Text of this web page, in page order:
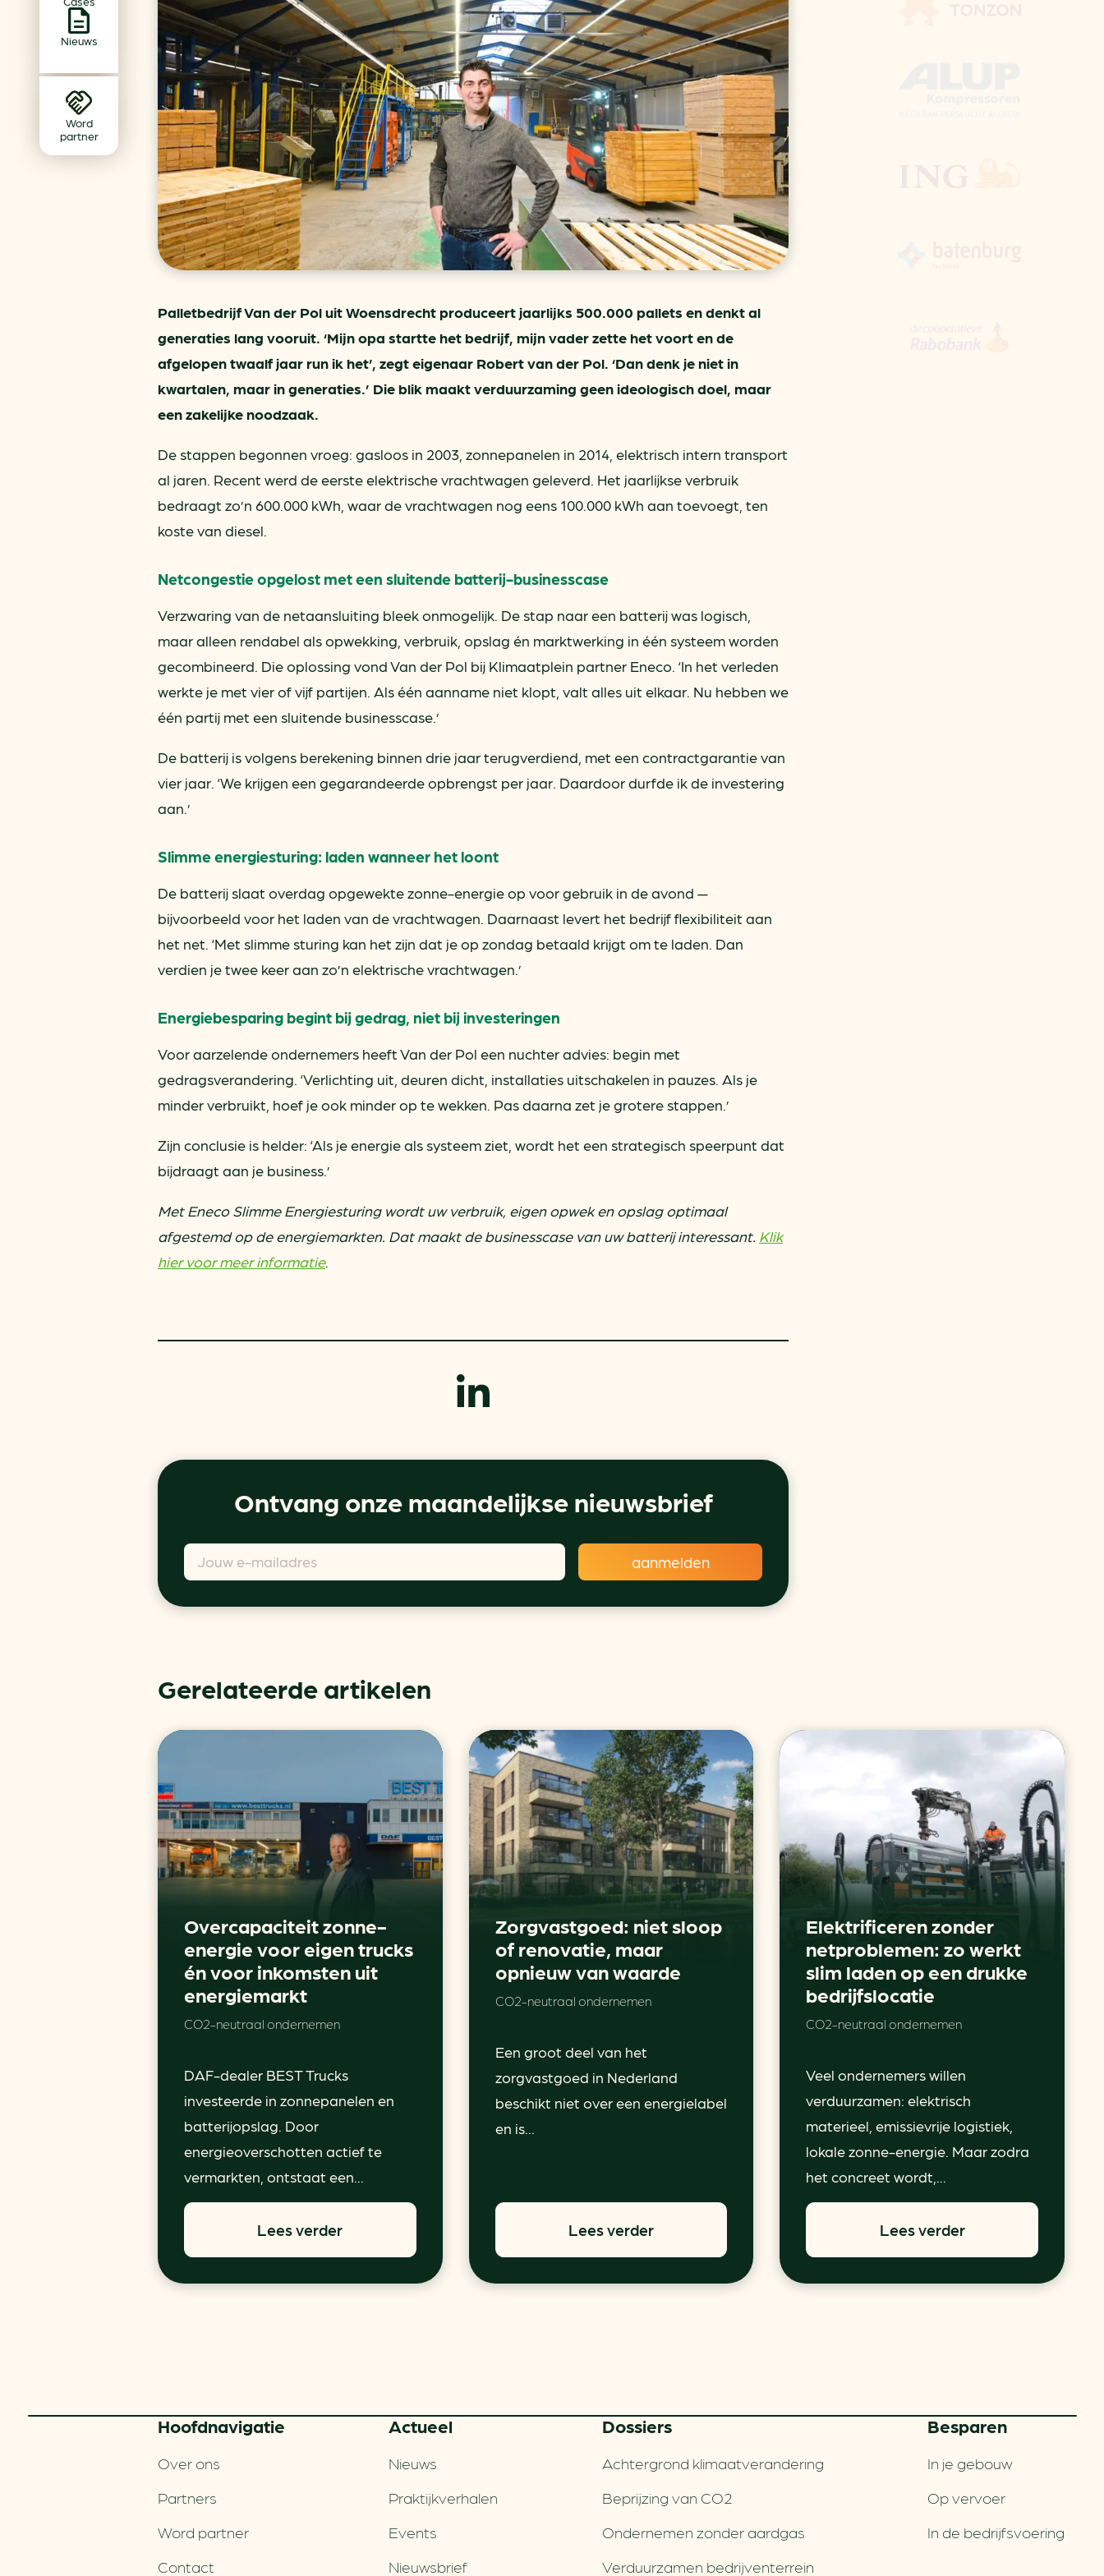
Nieuws
Word
partner
Achtergrond klimaatverandering
Beprijzing van CO2
Ondernemen zonder aardgas
Verduurzamen bedrijventerrein
Klimaattransitie op wijkniveau
In je gebouw
Op vervoer
In de bedrijfsvoering
Verlichtingscan
Wegwijzers energie besparen
Hergebruiken of recyclen van bijproducten
voor het MKB
Energie besparen op uw PC
info@klimaatplein.nl (073) 822 74 86
Palletbedrijf Van der Pol uit Woensdrecht produceert jaarlijks 500.000 pallets en denkt al
generaties lang vooruit. ‘Mijn opa startte het bedrijf, mijn vader zette het voort en de
afgelopen twaalf jaar run ik het’, zegt eigenaar Robert van der Pol. ‘Dan denk je niet in
kwartalen, maar in generaties.’ Die blik maakt verduurzaming geen ideologisch doel, maar
een zakelijke noodzaak.
De stappen begonnen vroeg: gasloos in 2003, zonnepanelen in 2014, elektrisch intern transport
al jaren. Recent werd de eerste elektrische vrachtwagen geleverd. Het jaarlijkse verbruik
bedraagt zo’n 600.000 kWh, waar de vrachtwagen nog eens 100.000 kWh aan toevoegt, ten
koste van diesel.
Netcongestie opgelost met een sluitende batterij-businesscase
Verzwaring van de netaansluiting bleek onmogelijk. De stap naar een batterij was logisch,
maar alleen rendabel als opwekking, verbruik, opslag én marktwerking in één systeem worden
gecombineerd. Die oplossing vond Van der Pol bij Klimaatplein partner Eneco. ‘In het verleden
werkte je met vier of vijf partijen. Als één aanname niet klopt, valt alles uit elkaar. Nu hebben we
één partij met een sluitende businesscase.’
De batterij is volgens berekening binnen drie jaar terugverdiend, met een contractgarantie van
vier jaar. ‘We krijgen een gegarandeerde opbrengst per jaar. Daardoor durfde ik de investering
aan.’
Slimme energiesturing: laden wanneer het loont
De batterij slaat overdag opgewekte zonne-energie op voor gebruik in de avond —
bijvoorbeeld voor het laden van de vrachtwagen. Daarnaast levert het bedrijf flexibiliteit aan
het net. ‘Met slimme sturing kan het zijn dat je op zondag betaald krijgt om te laden. Dan
verdien je twee keer aan zo’n elektrische vrachtwagen.’
Energiebesparing begint bij gedrag, niet bij investeringen
Voor aarzelende ondernemers heeft Van der Pol een nuchter advies: begin met
gedragsverandering. ‘Verlichting uit, deuren dicht, installaties uitschakelen in pauzes. Als je
minder verbruikt, hoef je ook minder op te wekken. Pas daarna zet je grotere stappen.’
Zijn conclusie is helder: ‘Als je energie als systeem ziet, wordt het een strategisch speerpunt dat
bijdraagt aan je business.’
Met Eneco Slimme Energiesturing wordt uw verbruik, eigen opwek en opslag optimaal
afgestemd op de energiemarkten. Dat maakt de businesscase van uw batterij interessant. Klik
hier voor meer informatie.
Ontvang onze maandelijkse nieuwsbrief
Gerelateerde artikelen
Overcapaciteit zonne-
energie voor eigen trucks
én voor inkomsten uit
energiemarkt
CO2-neutraal ondernemen
DAF-dealer BEST Trucks
investeerde in zonnepanelen en
batterijopslag. Door
energieoverschotten actief te
vermarkten, ontstaat een...
Lees verder
Zorgvastgoed: niet sloop
of renovatie, maar
opnieuw van waarde
CO2-neutraal ondernemen
Een groot deel van het
zorgvastgoed in Nederland
beschikt niet over een energielabel
en is...
Lees verder
Elektrificeren zonder
netproblemen: zo werkt
slim laden op een drukke
bedrijfslocatie
CO2-neutraal ondernemen
Veel ondernemers willen
verduurzamen: elektrisch
materieel, emissievrije logistiek,
lokale zonne-energie. Maar zodra
het concreet wordt,...
Lees verder
Hoofd­navigatie
Over ons
Partners
Word partner
Contact
Actueel
Nieuws
Praktijkverhalen
Events
Nieuwsbrief
Dossiers
Achtergrond klimaatverandering
Beprijzing van CO2
Ondernemen zonder aardgas
Verduurzamen bedrijventerrein
Besparen
In je gebouw
Op vervoer
In de bedrijfsvoering